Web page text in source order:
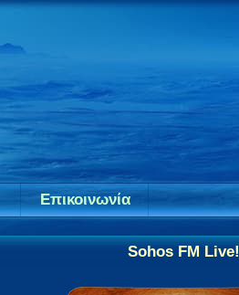
Επικοινωνία
Sohos FM Live!